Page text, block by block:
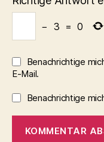
− 3 = 0
Benachrichtige
E-Mail.
Benachrichtige